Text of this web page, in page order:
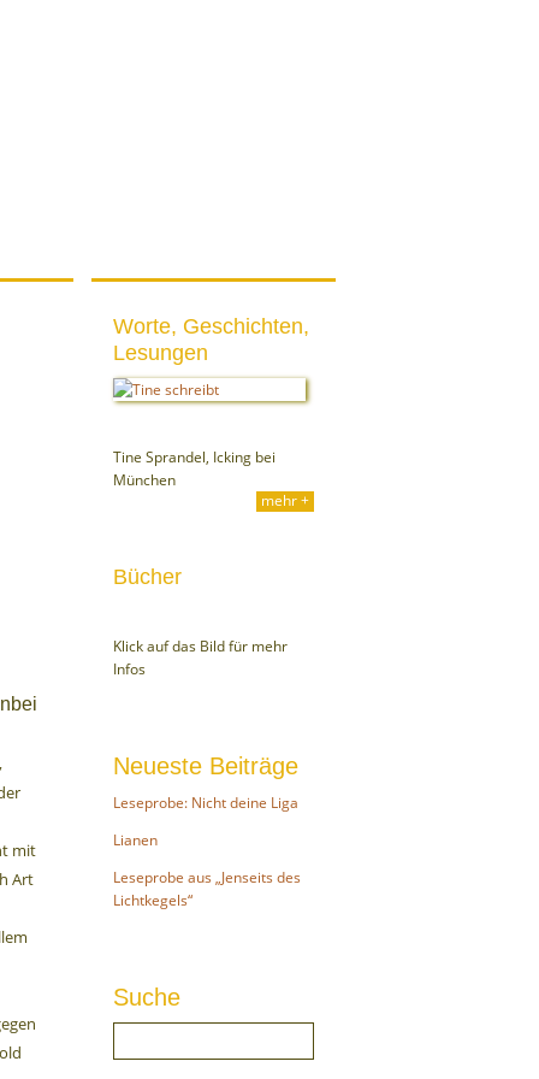
mit
Art
Worte, Geschichten,
Lesungen
Tine Sprandel, Icking bei
München
mehr +
Bücher
Klick auf das Bild für mehr
Infos
Neueste Beiträge
Leseprobe: Nicht deine Liga
Lianen
Leseprobe aus „Jenseits des
Lichtkegels“
Suche